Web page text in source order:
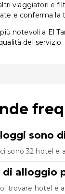
viaggiatori e
e conferma la
notevoli a El
del
sono
sono 32 hotel e
alloggio
trovare hotel e